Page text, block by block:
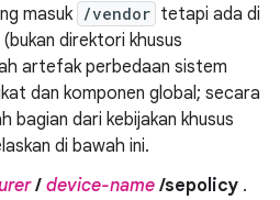
masuk /vendor tetapi ada di
direktori khusus
artefak perbedaan sistem
dan komponen global; secara
bagian dari kebijakan khusus
di bawah ini.
/ device-name /sepolicy .